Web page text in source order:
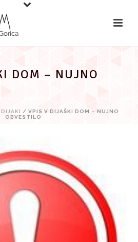
DOM – NUJNO
DIJAKI / VPIS V DIJAŠKI DOM – NUJNO
OBVESTILO